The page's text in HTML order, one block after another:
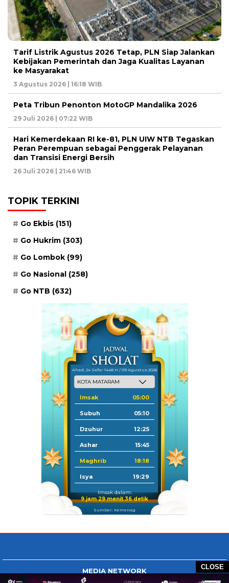
CLOSE
Tarif Listrik Agustus 2026 Tetap, PLN Siap Jalankan
Kebijakan Pemerintah dan Jaga Kualitas Layanan
ke Masyarakat
3 Agustus 2026 | 16:18 WIB
Peta Tribun Penonton MotoGP Mandalika 2026
29 Juli 2026 | 07:22 WIB
Hari Kemerdekaan RI ke-81, PLN UIW NTB Tegaskan
Peran Perempuan sebagai Penggerak Pelayanan
dan Transisi Energi Bersih
26 Juli 2026 | 21:46 WIB
TOPIK TERKINI
Go Ekbis (151)
Go Hukrim (303)
Go Lombok (99)
Go Nasional (258)
Go NTB (632)
Ahad, 24 Safar 1448 H / 09 Agustus 2026
Imsak 05:00
Subuh 05:10
Dzuhur 12:25
Ashar 15:45
Maghrib 18:18
Isya 19:29
Imsak dalam:
9 jam 29 menit 36 detik
Sumber: Kemenag
MEDIA NETWORK